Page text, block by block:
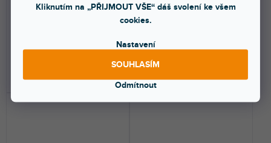
Kliknutím na „PŘIJMOUT VŠE“ dáš svolení ke všem
cookies.
Nastavení
Odmítnout
SOUHLASÍM
199 Kč
Propojovací barevný kabel 6ks -
0,5 m OFC Mono. Tento flexibilní
599 Kč
Combi kabel pro vedení
Powerconnector TR IP65 (B) +...